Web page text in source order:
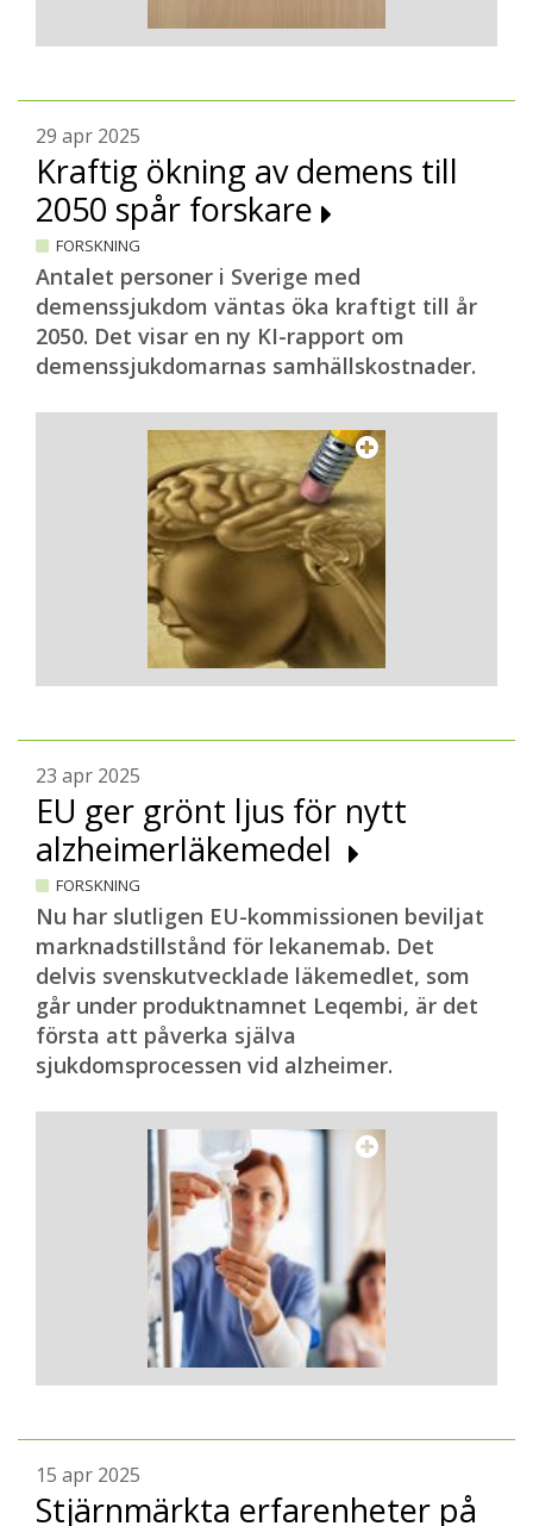
29 apr 2025
Kraftig ökning av demens till
2050 spår forskare
FORSKNING
Antalet personer i Sverige med
demenssjukdom väntas öka kraftigt till år
2050. Det visar en ny KI-rapport om
demenssjukdomarnas samhällskostnader.
23 apr 2025
EU ger grönt ljus för nytt
alzheimerläkemedel
FORSKNING
Nu har slutligen EU-kommissionen beviljat
marknadstillstånd för lekanemab. Det
delvis svenskutvecklade läkemedlet, som
går under produktnamnet Leqembi, är det
första att påverka själva
sjukdomsprocessen vid alzheimer.
15 apr 2025
Stjärnmärkta erfarenheter på